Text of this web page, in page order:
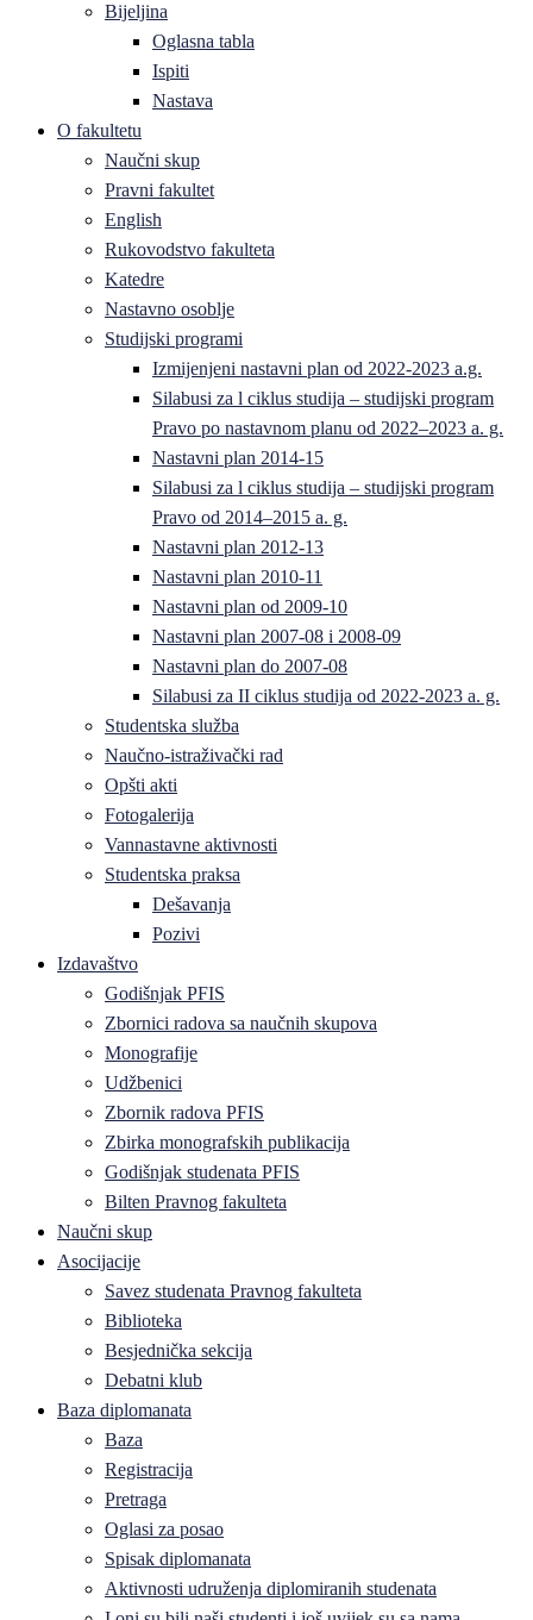
Bijeljina
Oglasna tabla
Ispiti
Nastava
O fakultetu
Naučni skup
Pravni fakultet
English
Rukovodstvo fakulteta
Katedre
Nastavno osoblje
Studijski programi
Izmijenjeni nastavni plan od 2022-2023 a.g.
Silabusi za l ciklus studija – studijski program
Pravo po nastavnom planu od 2022–2023 a. g.
Nastavni plan 2014-15
Silabusi za l ciklus studija – studijski program
Pravo od 2014–2015 a. g.
Nastavni plan 2012-13
Nastavni plan 2010-11
Nastavni plan od 2009-10
Nastavni plan 2007-08 i 2008-09
Nastavni plan do 2007-08
Silabusi za II ciklus studija od 2022-2023 a. g.
Studentska služba
Naučno-istraživački rad
Opšti akti
Fotogalerija
Vannastavne aktivnosti
Studentska praksa
Dešavanja
Pozivi
Izdavaštvo
Godišnjak PFIS
Zbornici radova sa naučnih skupova
Monografije
Udžbenici
Zbornik radova PFIS
Zbirka monografskih publikacija
Godišnjak studenata PFIS
Bilten Pravnog fakulteta
Naučni skup
Asocijacije
Savez studenata Pravnog fakulteta
Biblioteka
Besjednička sekcija
Debatni klub
Baza diplomanata
Baza
Registracija
Pretraga
Oglasi za posao
Spisak diplomanata
Aktivnosti udruženja diplomiranih studenata